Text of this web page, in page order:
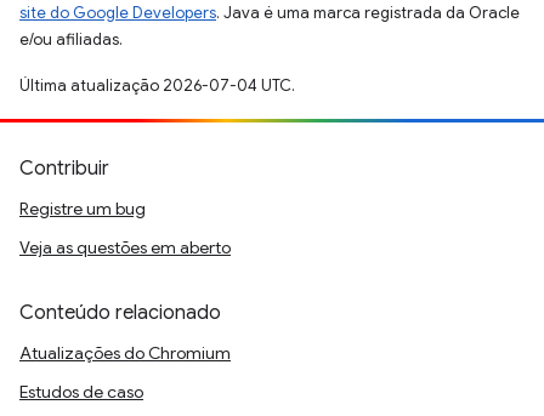
site do Google Developers. Java é uma marca registrada da Oracle
e/ou afiliadas.
Última atualização 2026-07-04 UTC.
Contribuir
Registre um bug
Veja as questões em aberto
Conteúdo relacionado
Atualizações do Chromium
Estudos de caso